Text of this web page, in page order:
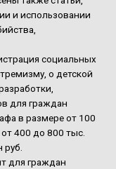
и использовании
социальных
о детской
для граждан
в размере от 100
400 до 800 тыс.
руб.
для граждан